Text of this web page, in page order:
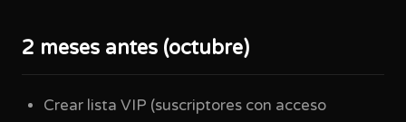
2 meses antes (octubre)
Crear lista VIP (suscriptores con acceso